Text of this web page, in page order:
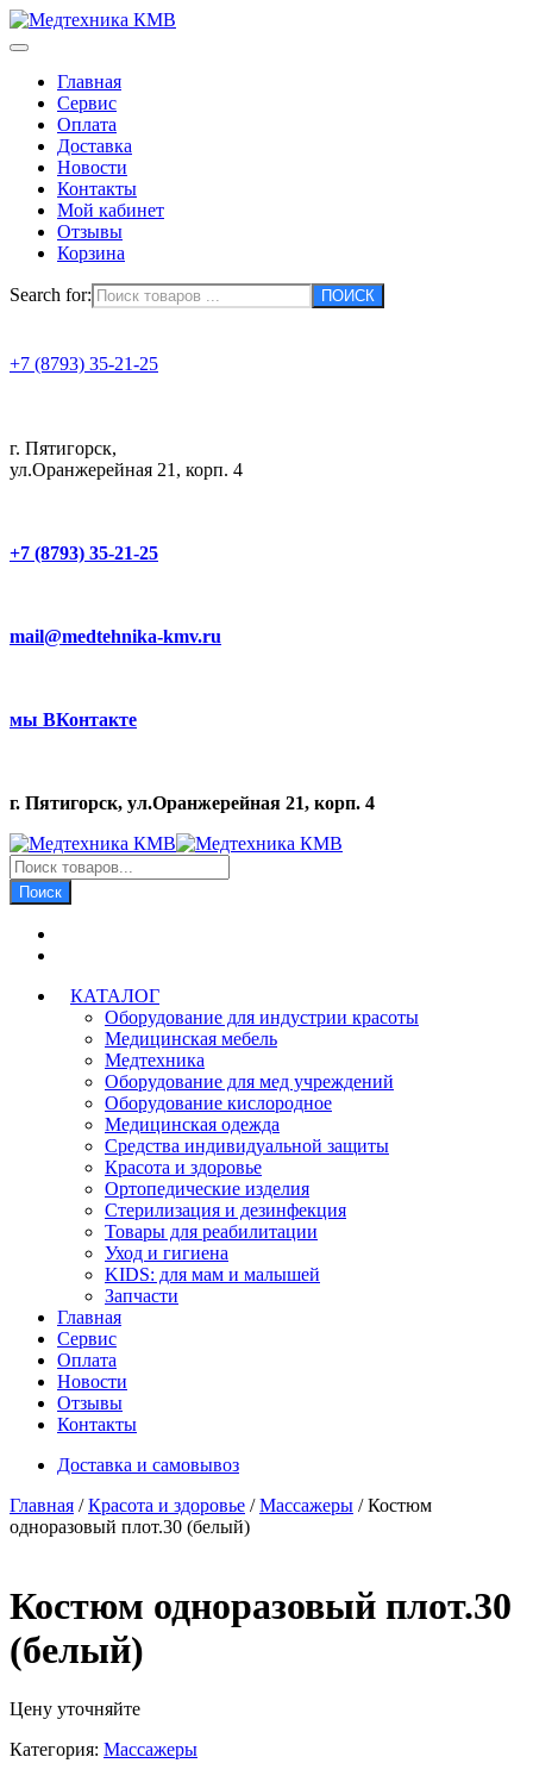
Главная
Сервис
Оплата
Доставка
Новости
Контакты
Мой кабинет
Отзывы
Корзина
Search for:
+7 (8793) 35-21-25
г. Пятигорск,
ул.Оранжерейная 21, корп. 4
+7 (8793) 35-21-25
mail@medtehnika-kmv.ru
мы ВКонтакте
г. Пятигорск, ул.Оранжерейная 21, корп. 4
Поиск
товаров
Поиск
КАТАЛОГ
Оборудование для индустрии красоты
Медицинская мебель
Медтехника
Оборудование для мед учреждений
Оборудование кислородное
Медицинская одежда
Средства индивидуальной защиты
Красота и здоровье
Ортопедические изделия
Стерилизация и дезинфекция
Товары для реабилитации
Уход и гигиена
KIDS: для мам и малышей
Запчасти
Главная
Сервис
Оплата
Новости
Отзывы
Контакты
Доставка и самовывоз
Главная /Красота и здоровье /Массажеры / Костюм
одноразовый плот.30 (белый)
Костюм одноразовый плот.30
(белый)
Цену уточняйте
Категория: Массажеры